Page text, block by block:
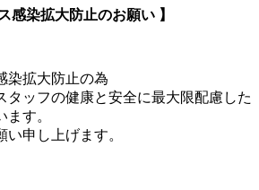
感染拡大防止のお願い 】
染拡大防止の為
タッフの健康と安全に最大限配慮した
ます。
申し上げます。